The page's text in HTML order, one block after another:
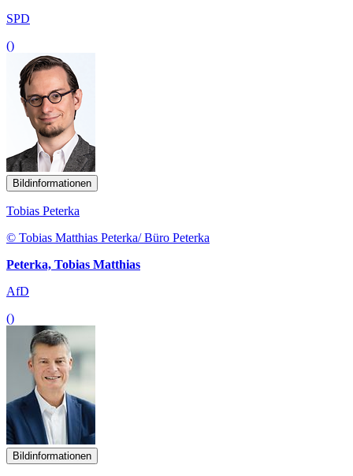
SPD
()
Bildinformationen
Tobias Peterka
© Tobias Matthias Peterka/ Büro Peterka
Peterka, Tobias Matthias
AfD
()
Bildinformationen